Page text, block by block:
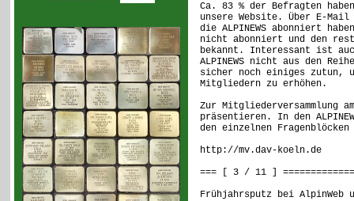
Ca. 83 % der Befragten
unsere Website. Über E-
die ALPINEWS abonniert
nicht abonniert und den
bekannt. Interessant ist
ALPINEWS nicht aus den
sicher noch einiges zutun,
Mitgliedern zu erhöhen.
Zur Mitgliederversammlung
präsentieren. In den
den einzelnen
http://mv.dav-koeln.de
=== [ 3 / 11 ]
Frühjahrsputz bei AlpinWeb